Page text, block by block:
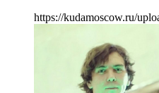
https://kudamoscow.ru/